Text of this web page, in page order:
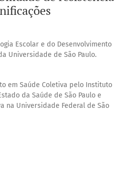
Escolar e do Desenvolvimento
Universidade de São Paulo.
em Saúde Coletiva pelo Instituto
da Saúde de São Paulo e
na Universidade Federal de São